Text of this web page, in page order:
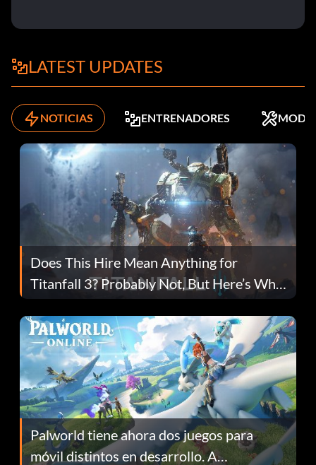
LATEST UPDATES
NOTICIAS ENTRENADORES MODS
Does This Hire Mean Anything for
Titanfall 3? Probably Not, But Here’s Why
Fans Are Hopeful
Palworld tiene ahora dos juegos para
móvil distintos en desarrollo. A